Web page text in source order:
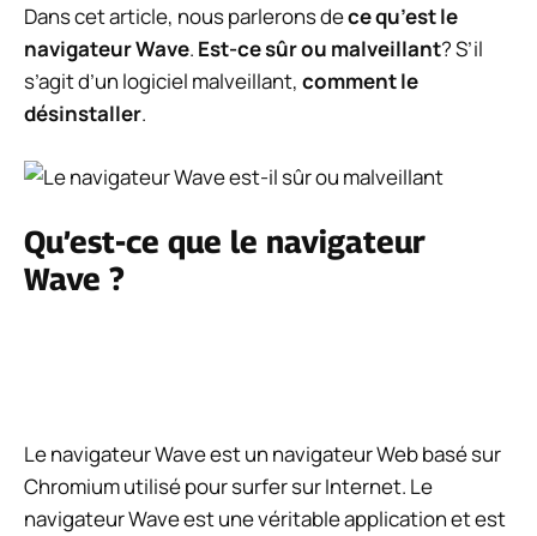
Dans cet article, nous parlerons dece qu’est le
navigateur Wave. Est-ce sûr ou malveillant? S’il
s’agit d’un logiciel malveillant, comment le
désinstaller.
Qu’est-ce que le navigateur
Wave ?
Le navigateur Wave est un navigateur Web basé sur
Chromium utilisé pour surfer sur Internet. Le
navigateur Wave est une véritable application et est